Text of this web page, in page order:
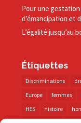
Pour une
d’émancipation et
L’égalité jusqu’au
Étiquettes
Discriminations
Europe
femmes
HES
histoire